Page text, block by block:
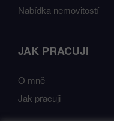
Nabídka nemovitostí
JAK PRACUJI
O mně
Jak pracuji